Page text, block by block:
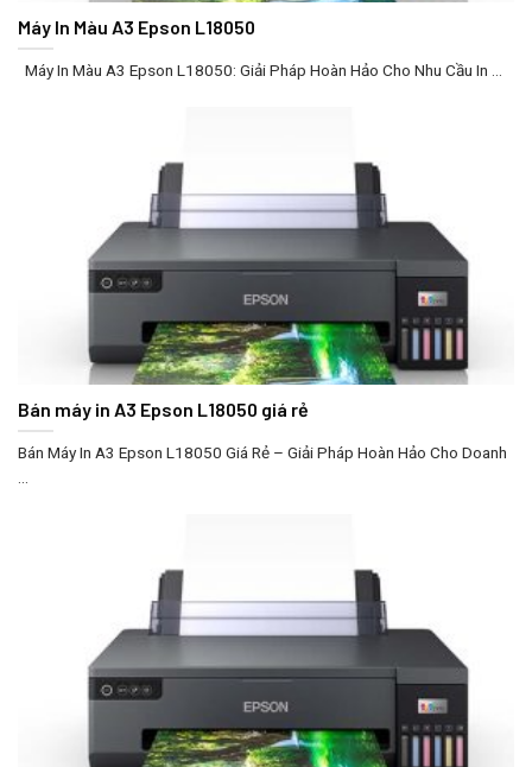
Máy In Màu A3 Epson L18050
Máy In Màu A3 Epson L18050: Giải Pháp Hoàn Hảo Cho Nhu Cầu In ...
Bán máy in A3 Epson L18050 giá rẻ
Bán Máy In A3 Epson L18050 Giá Rẻ – Giải Pháp Hoàn Hảo Cho Doanh